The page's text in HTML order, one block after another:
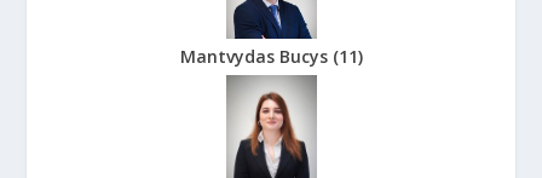
Mantvydas Bucys (11)